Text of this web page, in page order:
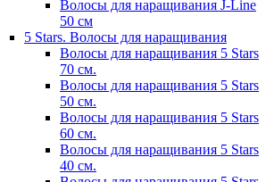
Волосы для наращивания J-Line
50 см
5 Stars. Волосы для наращивания
Волосы для наращивания 5 Stars
70 см.
Волосы для наращивания 5 Stars
50 см.
Волосы для наращивания 5 Stars
60 см.
Волосы для наращивания 5 Stars
40 см.